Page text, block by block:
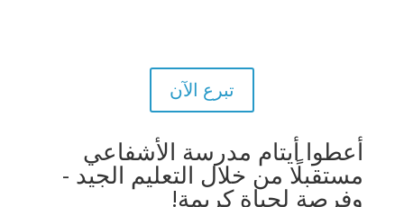
تبرع الآن
أعطوا أيتام مدرسة الأشفاعي
مستقبلًا من خلال التعليم الجيد -
وفرصة لحياة كريمة!